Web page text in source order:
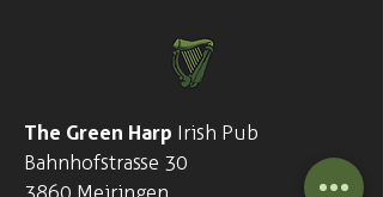
The Green Harp Irish Pub
Bahnhofstrasse 30
3860 Meiringen